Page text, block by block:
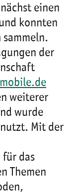
einen
konnten
der
weiterer
wurde
Mit der
für das
Themen